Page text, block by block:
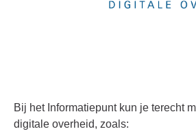
Bij het Informatiepunt kun je terecht
digitale overheid, zoals: